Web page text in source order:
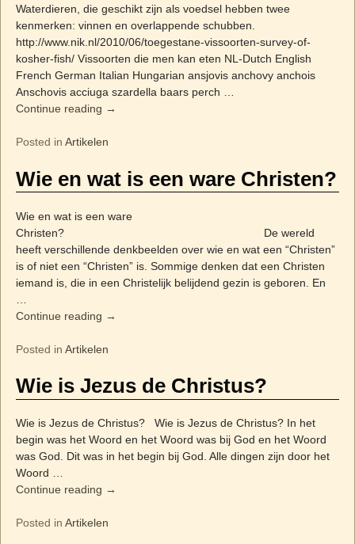
Waterdieren, die geschikt zijn als voedsel hebben twee
kenmerken: vinnen en overlappende schubben.
http://www.nik.nl/2010/06/toegestane-vissoorten-survey-of-
kosher-fish/ Vissoorten die men kan eten NL-Dutch English
French German Italian Hungarian ansjovis anchovy anchois
Anschovis acciuga szardella baars perch
Continue reading →
Posted in Artikelen
Wie en wat is een ware Christen?
Wie en wat is een ware
Christen? De wereld
heeft verschillende denkbeelden over wie en wat een “Christen”
is of niet een “Christen” is. Sommige denken dat een Christen
iemand is, die in een Christelijk belijdend gezin is geboren. En
Continue reading →
Posted in Artikelen
Wie is Jezus de Christus?
Wie is Jezus de Christus? Wie is Jezus de Christus? In het
begin was het Woord en het Woord was bij God en het Woord
was God. Dit was in het begin bij God. Alle dingen zijn door het
Woord
Continue reading →
Posted in Artikelen